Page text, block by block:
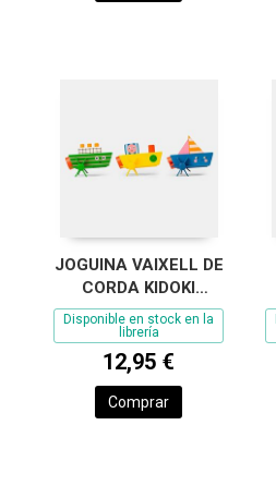
JOGUINA VAIXELL DE
CORDA KIDOKI
BARCO DE CUERDA
Disponible en stock en la
librería
12,95 €
Comprar